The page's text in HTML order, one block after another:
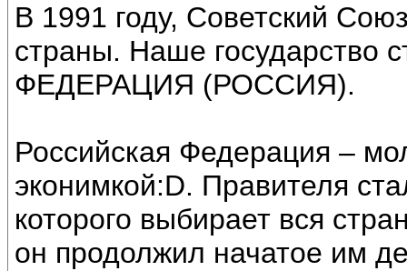
В 1991 году, Советский
страны. Наше
ФЕДЕРАЦИЯ (РОССИЯ).
Российская Федерация –
эконимкой:D. Правителя
которого выбирает вся
он продолжил начатое им